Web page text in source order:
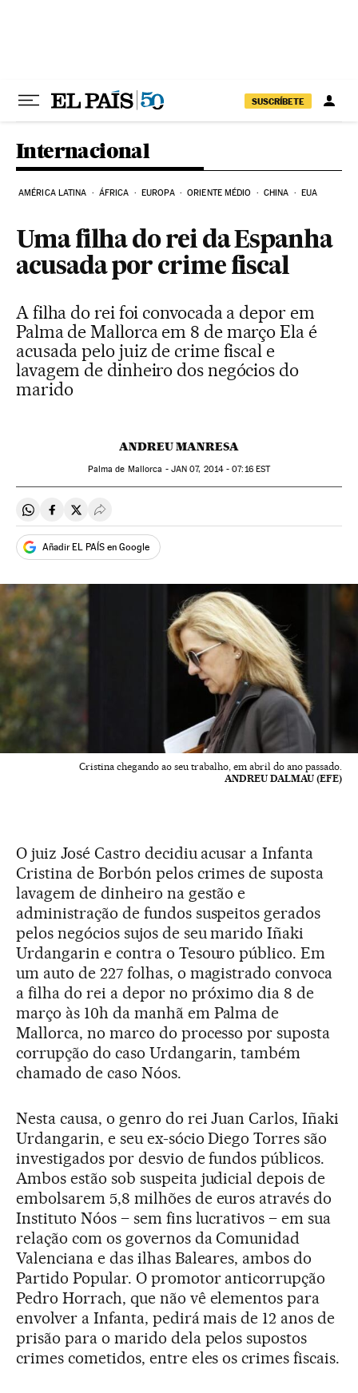
SUSCRÍBETE
Internacional
AMÉRICA LATINA ÁFRICA EUROPA ORIENTE MÉDIO CHINA EUA
Uma filha do rei da Espanha
acusada por crime fiscal
A filha do rei foi convocada a depor em
Palma de Mallorca em 8 de março Ela é
acusada pelo juiz de crime fiscal e
lavagem de dinheiro dos negócios do
marido
ANDREU MANRESA
Palma de Mallorca - JAN 07, 2014 - 07:16EST
Compartir en Whatsapp
Compartir en Facebook
Compartir en Twitter
Desplegar Redes Sociales
Añadir EL PAÍS en Google
Cristina chegando ao seu trabalho, em abril do ano passado.
ANDREU DALMAU (EFE)
O juiz José Castro decidiu acusar a Infanta
Cristina de Borbón pelos crimes de suposta
lavagem de dinheiro na gestão e
administração de fundos suspeitos gerados
pelos negócios sujos de seu marido Iñaki
Urdangarin e contra o Tesouro público. Em
um auto de 227 folhas, o magistrado convoca
a filha do rei a depor no próximo dia 8 de
março às 10h da manhã em Palma de
Mallorca, no marco do processo por suposta
corrupção do caso Urdangarin, também
chamado de caso Nóos.
Nesta causa, o genro do rei Juan Carlos, Iñaki
Urdangarin, e seu ex-sócio Diego Torres são
investigados por desvio de fundos públicos.
Ambos estão sob suspeita judicial depois de
embolsarem 5,8 milhões de euros através do
Instituto Nóos – sem fins lucrativos – em sua
relação com os governos da Comunidad
Valenciana e das ilhas Baleares, ambos do
Partido Popular. O promotor anticorrupção
Pedro Horrach, que não vê elementos para
envolver a Infanta, pedirá mais de 12 anos de
prisão para o marido dela pelos supostos
crimes cometidos, entre eles os crimes fiscais.